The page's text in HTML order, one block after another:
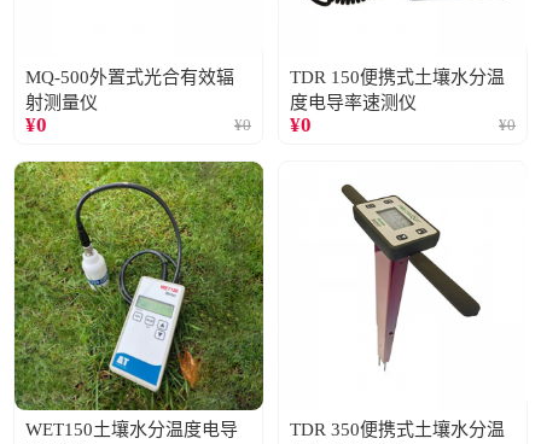
MQ-500外置式光合有效辐
射测量仪
¥0 ¥0
TDR 150便携式土壤水分温
度电导率速测仪
¥0 ¥0
WET150土壤水分温度电导
TDR 350便携式土壤水分温